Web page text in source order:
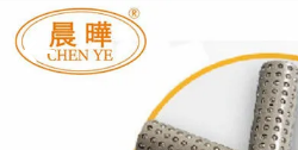
Changzhou
Chenye
Warp
Knitting
Machinery